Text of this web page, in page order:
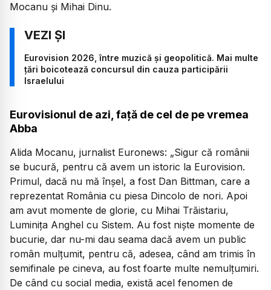
Mocanu și Mihai Dinu.
Eurovision 2026, între muzică și geopolitică. Mai multe
țări boicotează concursul din cauza participării
Israelului
Eurovisionul de azi, față de cel de pe vremea
Abba
Alida Mocanu, jurnalist Euronews: „Sigur că românii
se bucură, pentru că avem un istoric la Eurovision.
Primul, dacă nu mă înșel, a fost Dan Bittman, care a
reprezentat România cu piesa Dincolo de nori. Apoi
am avut momente de glorie, cu Mihai Trăistariu,
Luminița Anghel cu Sistem. Au fost niște momente de
bucurie, dar nu-mi dau seama dacă avem un public
român mulțumit, pentru că, adesea, când am trimis în
semifinale pe cineva, au fost foarte multe nemulțumiri.
De când cu social media, există acel fenomen de